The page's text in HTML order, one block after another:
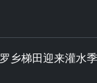
乡梯田迎来灌水季